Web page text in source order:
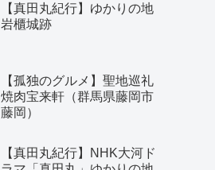
【真田丸紀行】ゆかりの地
岩櫃城跡
【孤独のグルメ】聖地巡礼
焼肉宝来軒（群馬県藤岡市
藤岡）
【真田丸紀行】NHK大河ド